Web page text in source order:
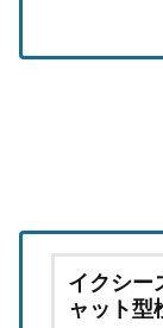
イクシー
ャット型